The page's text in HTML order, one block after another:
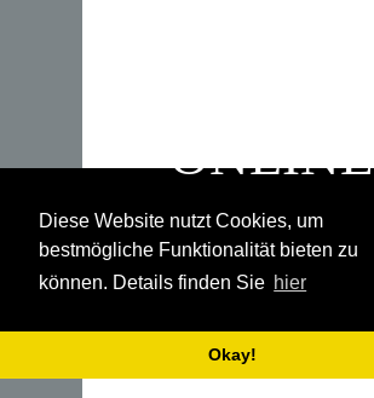
Diese Website nutzt Cookies, um
bestmögliche Funktionalität bieten zu
können. Details finden Sie hier
Okay!
ONLINE